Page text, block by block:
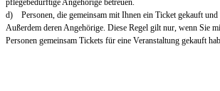
pflegebedürftige Angehörige betreuen.
d) Personen, die gemeinsam mit Ihnen ein Ticket gekauft und
Außerdem deren Angehörige. Diese Regel gilt nur, wenn Sie
Personen gemeinsam Tickets für eine Veranstaltung gekauft